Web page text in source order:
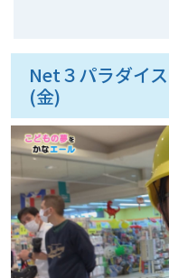
Net３パラダイ
(金)